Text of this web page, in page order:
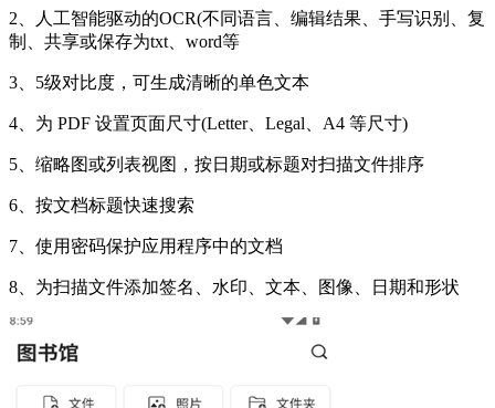
2、人工智能驱动的OCR(不同语言、编辑结果、手写识别、复
制、共享或保存为txt、word等
3、5级对比度，可生成清晰的单色文本
4、为 PDF 设置页面尺寸(Letter、Legal、A4 等尺寸)
5、缩略图或列表视图，按日期或标题对扫描文件排序
6、按文档标题快速搜索
7、使用密码保护应用程序中的文档
8、为扫描文件添加签名、水印、文本、图像、日期和形状